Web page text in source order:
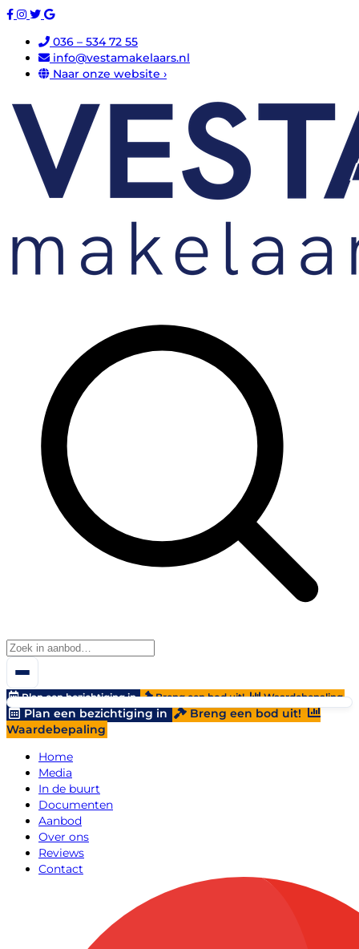
036 – 534 72 55
info@vestamakelaars.nl
Naar onze website ›
Plan een bezichtiging in Breng een bod uit! Waardebepaling
Plan een bezichtiging in
Breng een bod uit!
Waardebepaling
Home
Media
In de buurt
Documenten
Aanbod
Over ons
Reviews
Contact